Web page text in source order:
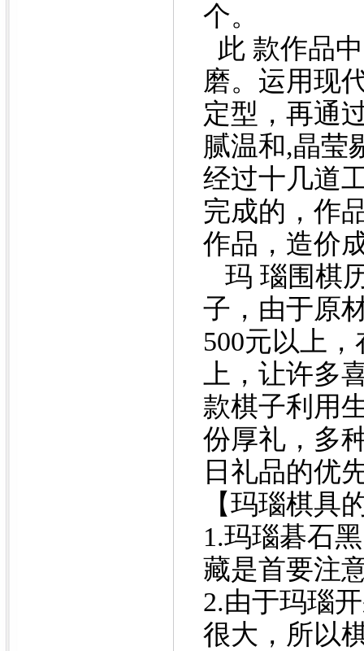
个。
此 款作品
磨。运用现
定型，再通
腻温和,晶莹
经过十几道
完成的，作
作品，造价
玛 瑙围棋
子，由于原
500元以上
上，让许多
款棋子利用
份厚礼，多
日礼品的优
【玛瑙棋具
1.玛瑙碁石
藏是首要注
2.由于玛瑙
很大，所以